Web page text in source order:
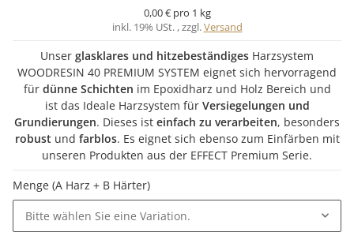
0,00 € pro 1 kg
inkl. 19% USt. , zzgl. Versand
Unser glasklares und hitzebeständiges Harzsystem
WOODRESIN 40 PREMIUM SYSTEM eignet sich hervorragend
für dünne Schichten im Epoxidharz und Holz Bereich und
ist das Ideale Harzsystem für Versiegelungen und
Grundierungen. Dieses ist einfach zu verarbeiten, besonders
robust und farblos. Es eignet sich ebenso zum Einfärben mit
unseren Produkten aus der EFFECT Premium Serie.
Menge (A Harz + B Härter)
Bitte wählen Sie eine Variation.